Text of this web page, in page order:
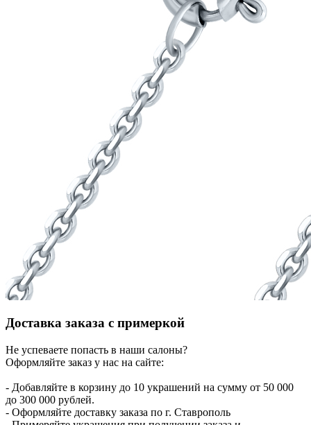
Доставка заказа с примеркой
Не успеваете попасть в наши салоны?
Оформляйте заказ у нас на сайте:
- Добавляйте в корзину до 10 украшений на сумму от 50 000
до 300 000 рублей.
- Оформляйте доставку заказа по г. Ставрополь